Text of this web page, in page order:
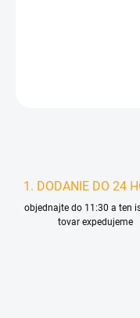
1. DODANIE DO 24
objednajte do 11:30 a ten
tovar expedujeme